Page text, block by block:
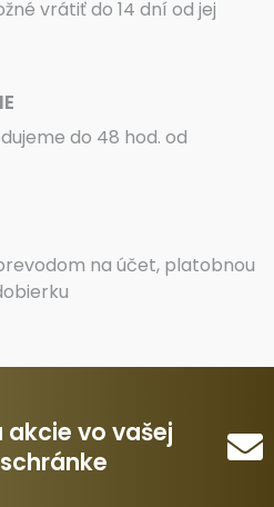
vrátiť do 14 dní od jej
do 48 hod. od
na účet, platobnou
vo vašej